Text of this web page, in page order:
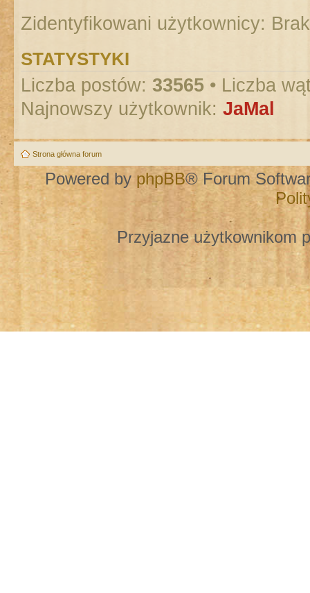
Zidentyfikowani użytkownicy:
STATYSTYKI
Liczba postów: 33565 • Liczba
Najnowszy użytkownik: JaMal
Strona główna forum
Powered by phpBB® Forum
Przyjazne użytkownikom